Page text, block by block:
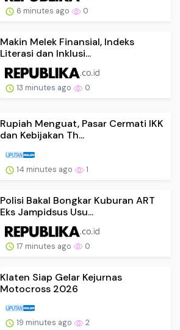
6 minutes ago 0
Makin Melek Finansial, Indeks
Literasi dan Inklusi...
13 minutes ago 0
Rupiah Menguat, Pasar Cermati IKK
dan Kebijakan Th...
14 minutes ago 1
Polisi Bakal Bongkar Kuburan ART
Eks Jampidsus Usu...
17 minutes ago 0
Klaten Siap Gelar Kejurnas
Motocross 2026
19 minutes ago 2